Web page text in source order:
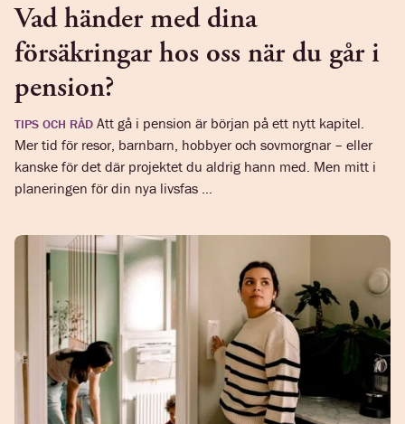
Vad händer med dina
försäkringar hos oss när du går i
pension?
TIPS OCH RÅD Att gå i pension är början på ett nytt kapitel.
Mer tid för resor, barnbarn, hobbyer och sovmorgnar – eller
kanske för det där projektet du aldrig hann med. Men mitt i
planeringen för din nya livsfas ...